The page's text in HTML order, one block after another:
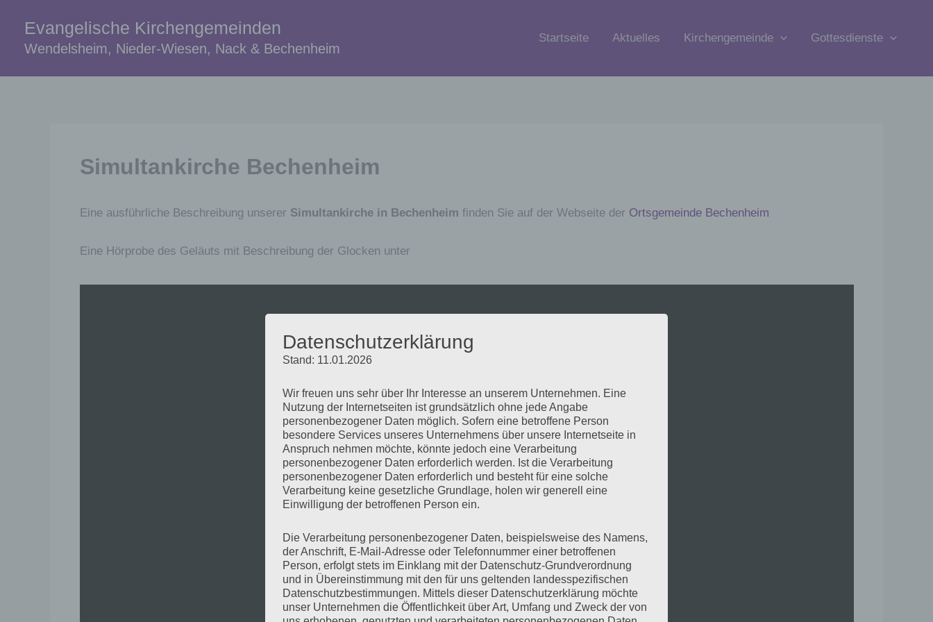
Inhalt
springen
Evangelische Kirchengemeinden
Wendelsheim, Nieder-Wiesen, Nack & Bechenheim
Startseite Aktuelles Kirchengemeinde Gottesdienste
Simultankirche Bechenheim
Eine ausführliche Beschreibung unserer Simultankirche in Bechenheim finden Sie auf der Webseite der Ortsgemeinde Bechenheim
Eine Hörprobe des Geläuts mit Beschreibung der Glocken unter
Datenschutzerklärung
Stand: 11.01.2026
Wir freuen uns sehr über Ihr Interesse an unserem Unternehmen. Eine
Nutzung der Internetseiten ist grundsätzlich ohne jede Angabe
personenbezogener Daten möglich. Sofern eine betroffene Person
besondere Services unseres Unternehmens über unsere Internetseite in
Anspruch nehmen möchte, könnte jedoch eine Verarbeitung
personenbezogener Daten erforderlich werden. Ist die Verarbeitung
personenbezogener Daten erforderlich und besteht für eine solche
Verarbeitung keine gesetzliche Grundlage, holen wir generell eine
Einwilligung der betroffenen Person ein.
Die Verarbeitung personenbezogener Daten, beispielsweise des Namens,
der Anschrift, E-Mail-Adresse oder Telefonnummer einer betroffenen
Person, erfolgt stets im Einklang mit der Datenschutz-Grundverordnung
und in Übereinstimmung mit den für uns geltenden landesspezifischen
Datenschutzbestimmungen. Mittels dieser Datenschutzerklärung möchte
unser Unternehmen die Öffentlichkeit über Art, Umfang und Zweck der von